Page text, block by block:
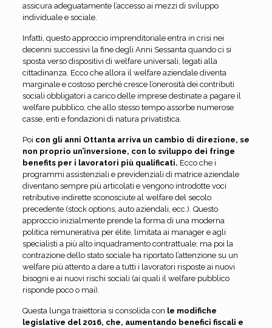
assicura adeguatamente l’accesso ai mezzi di sviluppo
individuale e sociale.
Infatti, questo approccio imprenditoriale entra in crisi nei
decenni successivi la fine degli Anni Sessanta quando ci si
sposta verso dispositivi di welfare universali, legati alla
cittadinanza. Ecco che allora il welfare aziendale diventa
marginale e costoso perché cresce l’onerosità dei contributi
sociali obbligatori a carico delle imprese destinate a pagare il
welfare pubblico, che allo stesso tempo assorbe numerose
casse, enti e fondazioni di natura privatistica.
Poi con gli anni Ottanta arriva un cambio di direzione, se
non proprio un’inversione, con lo sviluppo dei fringe
benefits per i lavoratori più qualificati. Ecco che i
programmi assistenziali e previdenziali di matrice aziendale
diventano sempre più articolati e vengono introdotte voci
retributive indirette sconosciute al welfare del secolo
precedente (stock options, auto aziendali, ecc.). Questo
approccio inizialmente prende la forma di una moderna
politica remunerativa per élite, limitata ai manager e agli
specialisti a più alto inquadramento contrattuale; ma poi la
contrazione dello stato sociale ha riportato l’attenzione su un
welfare più attento a dare a tutti i lavoratori risposte ai nuovi
bisogni e ai nuovi rischi sociali (ai quali il welfare pubblico
risponde poco o mai).
Questa lunga traiettoria si consolida con le modifiche
legislative del 2016, che, aumentando benefici fiscali e